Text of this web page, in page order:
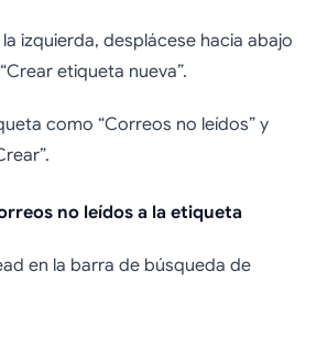
la izquierda, desplácese hacia abajo
etiqueta nueva”.
como “Correos no leídos” y
no leídos a la etiqueta
en la barra de búsqueda de